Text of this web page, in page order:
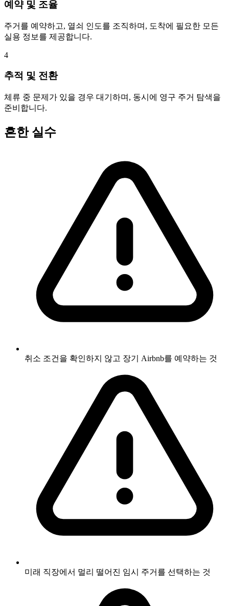
예약 및 조율
주거를 예약하고, 열쇠 인도를 조직하며, 도착에 필요한 모든
실용 정보를 제공합니다.
4
추적 및 전환
체류 중 문제가 있을 경우 대기하며, 동시에 영구 주거 탐색을
준비합니다.
흔한 실수
취소 조건을 확인하지 않고 장기 Airbnb를 예약하는 것
미래 직장에서 멀리 떨어진 임시 주거를 선택하는 것